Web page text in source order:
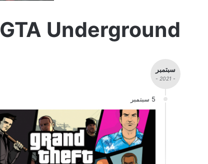
GTA Underground
سبتمبر
- 2021 -
5 سبتمبر